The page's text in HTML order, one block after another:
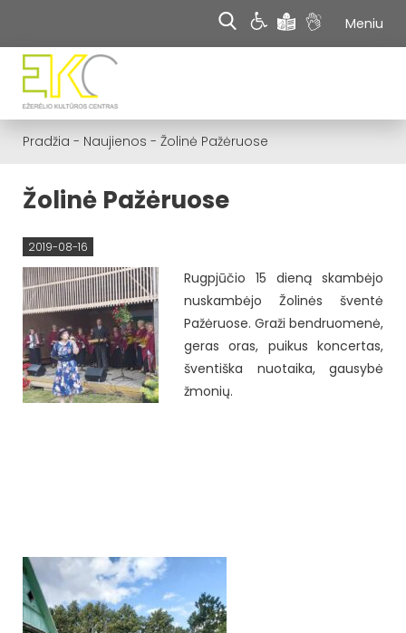
Meniu
Pradžia - Naujienos - Žolinė Pažėruose
Žolinė Pažėruose
2019-08-16
Rugpjūčio 15 dieną skambėjo
nuskambėjo Žolinės šventė
Pažėruose. Graži bendruomenė,
geras oras, puikus koncertas,
šventiška nuotaika, gausybė
žmonių.